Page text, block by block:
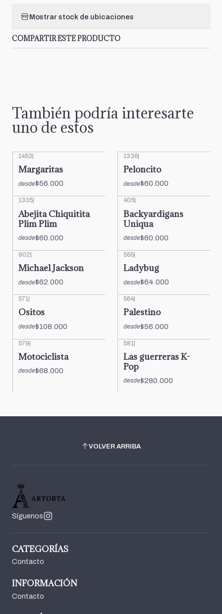
Mostrar stock de ubicaciones
COMPARTIR ESTE PRODUCTO
También podría interesarte
uno de estos
1453
Margaritas
desde$56.000
1336
Peloncito
desde$60.000
1335
Abejita Chiquitita
Plim Plim
desde$60.000
405
Backyardigans
Uniqua
desde$60.000
902|
Michael Jackson
desde$62.000
555|
Ladybug
desde$64.000
571
Ositos
desde$108.000
564
Palestino
desde$56.000
579|
Motociclista
desde$68.000
581 |
Las guerreras K-
Pop
desde$280.000
VOLVER ARRIBA
Síguenos
CATEGORÍAS
Contacto
INFORMACIÓN
Contacto